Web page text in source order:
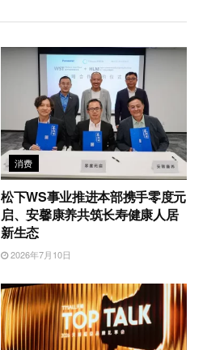
消费
松下WS事业推进本部携手零度元
启、安馨康养共筑长寿健康人居
新生态
2026年7月10日